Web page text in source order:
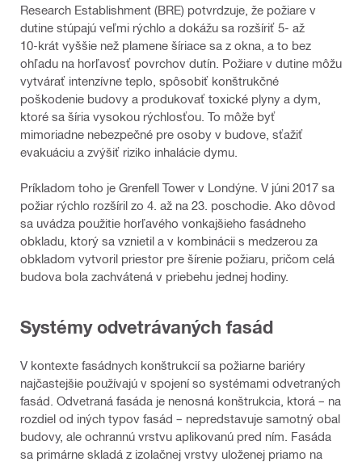
Research Establishment (BRE) potvrdzuje, že požiare v
dutine stúpajú veľmi rýchlo a dokážu sa rozšíriť 5‑ až
10‑krát vyššie než plamene šíriace sa z okna, a to bez
ohľadu na horľavosť povrchov dutín. Požiare v dutine môžu
vytvárať intenzívne teplo, spôsobiť konštrukčné
poškodenie budovy a produkovať toxické plyny a dym,
ktoré sa šíria vysokou rýchlosťou. To môže byť
mimoriadne nebezpečné pre osoby v budove, sťažiť
evakuáciu a zvýšiť riziko inhalácie dymu.
Príkladom toho je Grenfell Tower v Londýne. V júni 2017 sa
požiar rýchlo rozšíril zo 4. až na 23. poschodie. Ako dôvod
sa uvádza použitie horľavého vonkajšieho fasádneho
obkladu, ktorý sa vznietil a v kombinácii s medzerou za
obkladom vytvoril priestor pre šírenie požiaru, pričom celá
budova bola zachvátená v priebehu jednej hodiny.
Systémy odvetrávaných fasád
V kontexte fasádnych konštrukcií sa požiarne bariéry
najčastejšie používajú v spojení so systémami odvetraných
fasád. Odvetraná fasáda je nenosná konštrukcia, ktorá – na
rozdiel od iných typov fasád – nepredstavuje samotný obal
budovy, ale ochrannú vrstvu aplikovanú pred ním. Fasáda
sa primárne skladá z izolačnej vrstvy uloženej priamo na